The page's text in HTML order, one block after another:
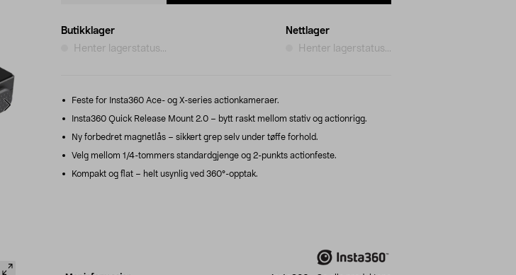
Butikklager
Henter lagerstatus...
Nettlager
Henter lagerstatus...
Feste for Insta360 Ace- og X-series actionkameraer.
Insta360 Quick Release Mount 2.0 – bytt raskt mellom stativ og actionrigg.
Ny forbedret magnetlås – sikkert grep selv under tøffe forhold.
Velg mellom 1/4-tommers standardgjenge og 2-punkts actionfeste.
Kompakt og flat – helt usynlig ved 360°-opptak.